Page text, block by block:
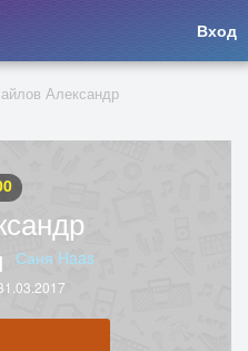
Вход
Александр
Саня Haas